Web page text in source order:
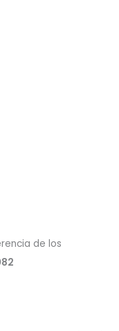
de los